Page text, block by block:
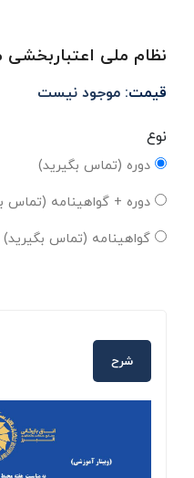
نظام ملی
قیمت: موجود نیست
نوع
دوره (تماس بگیرید)
دوره + گواهینامه (تماس
گواهینامه (تماس بگیرید)
شرح